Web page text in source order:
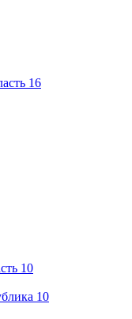
16
10
10